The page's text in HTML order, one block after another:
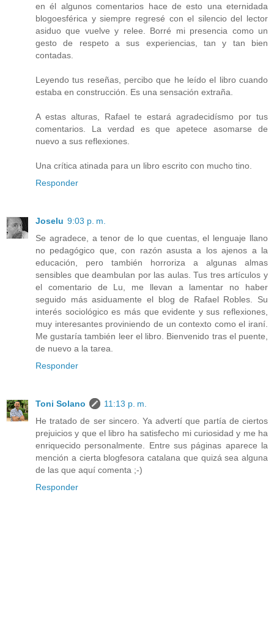
en él algunos comentarios hace de esto una eternidada
blogoesférica y siempre regresé con el silencio del lector
asiduo que vuelve y relee. Borré mi presencia como un
gesto de respeto a sus experiencias, tan y tan bien
contadas.
Leyendo tus reseñas, percibo que he leído el libro cuando
estaba en construcción. Es una sensación extraña.
A estas alturas, Rafael te estará agradecidísmo por tus
comentarios. La verdad es que apetece asomarse de
nuevo a sus reflexiones.
Una crítica atinada para un libro escrito con mucho tino.
Responder
Joselu 9:03 p. m.
Se agradece, a tenor de lo que cuentas, el lenguaje llano
no pedagógico que, con razón asusta a los ajenos a la
educación, pero también horroriza a algunas almas
sensibles que deambulan por las aulas. Tus tres artículos y
el comentario de Lu, me llevan a lamentar no haber
seguido más asiduamente el blog de Rafael Robles. Su
interés sociológico es más que evidente y sus reflexiones,
muy interesantes proviniendo de un contexto como el iraní.
Me gustaría también leer el libro. Bienvenido tras el puente,
de nuevo a la tarea.
Responder
Toni Solano
11:13 p. m.
He tratado de ser sincero. Ya advertí que partía de ciertos
prejuicios y que el libro ha satisfecho mi curiosidad y me ha
enriquecido personalmente. Entre sus páginas aparece la
mención a cierta blogfesora catalana que quizá sea alguna
de las que aquí comenta ;-)
Responder